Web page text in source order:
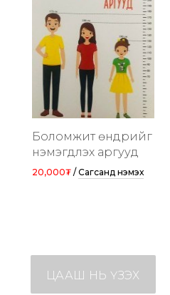
Боломжит өндрийг
нэмэгдүүлэх аргууд
20,000₮ / Сагсанд нэмэх
ЦААШ НЬ ҮЗЭХ